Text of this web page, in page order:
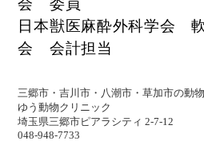
会 委員
日本獣医麻酔外科学会
会 会計担当
三郷市・吉川市・八潮市・草加市の動
ゆう動物クリニック
埼玉県三郷市ピアラシティ 2-7-12
048-948-7733